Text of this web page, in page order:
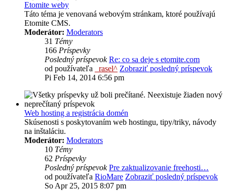
Etomite weby
Táto téma je venovaná webovým stránkam, ktoré používajú
Etomite CMS.
Moderátor: Moderators
31 Témy
166 Príspevky
Posledný príspevok Re: co sa deje s etomite.com
od používateľa
_rasel^ Zobraziť posledný príspevok
Pi Feb 14, 2014 6:56 pm
Web hosting a registrácia domén
Skúsenosti s poskytovaním web hostingu, tipy/triky, návody
na inštaláciu.
Moderátor: Moderators
10 Témy
62 Príspevky
Posledný príspevok Pre zaktualizovanie freehosti…
od používateľa RioMare Zobraziť posledný príspevok
So Apr 25, 2015 8:07 pm